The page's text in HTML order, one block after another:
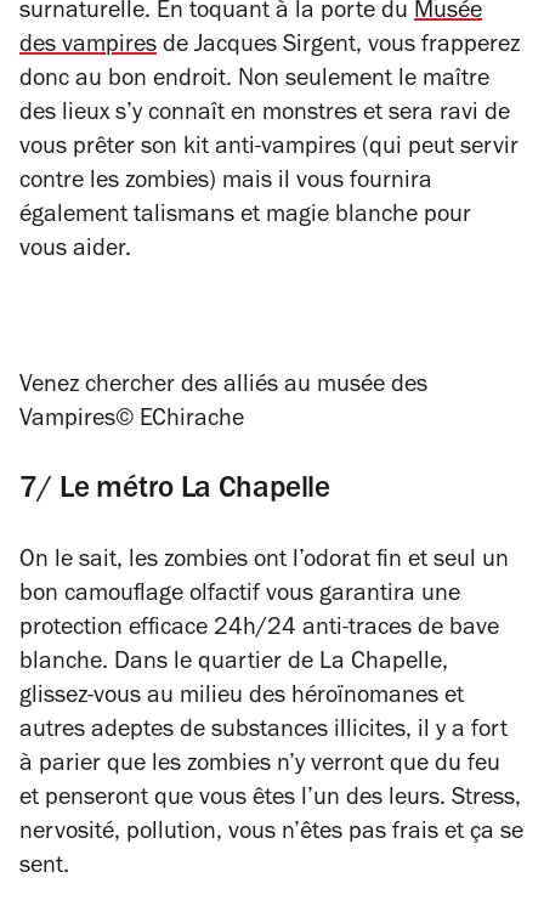
surnaturelle. En toquant à la porte du Musée
des vampires de Jacques Sirgent, vous frapperez
donc au bon endroit. Non seulement le maître
des lieux s’y connaît en monstres et sera ravi de
vous prêter son kit anti-vampires (qui peut servir
contre les zombies) mais il vous fournira
également talismans et magie blanche pour
vous aider.
Venez chercher des alliés au musée des
Vampires© EChirache
7/ Le métro La Chapelle
On le sait, les zombies ont l’odorat fin et seul un
bon camouflage olfactif vous garantira une
protection efficace 24h/24 anti-traces de bave
blanche. Dans le quartier de La Chapelle,
glissez-vous au milieu des héroïnomanes et
autres adeptes de substances illicites, il y a fort
à parier que les zombies n’y verront que du feu
et penseront que vous êtes l’un des leurs. Stress,
nervosité, pollution, vous n’êtes pas frais et ça se
sent.